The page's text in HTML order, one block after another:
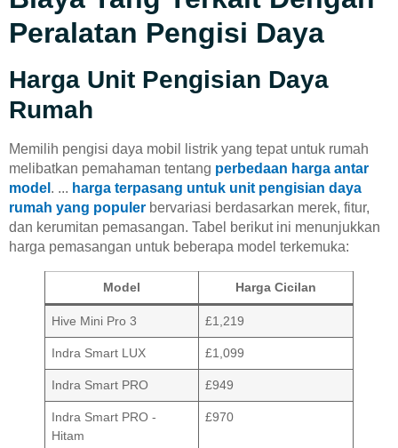
Peralatan Pengisi Daya
Harga Unit Pengisian Daya
Rumah
Memilih pengisi daya mobil listrik yang tepat untuk rumah
melibatkan pemahaman tentang perbedaan harga antar
model . ... harga terpasang untuk unit pengisian daya
rumah yang populer bervariasi berdasarkan merek, fitur,
dan kerumitan pemasangan. Tabel berikut ini menunjukkan
harga pemasangan untuk beberapa model terkemuka:
Model Harga Cicilan
Hive Mini Pro 3 £1,219
Indra Smart LUX £1,099
Indra Smart PRO £949
Indra Smart PRO -
Hitam
£970